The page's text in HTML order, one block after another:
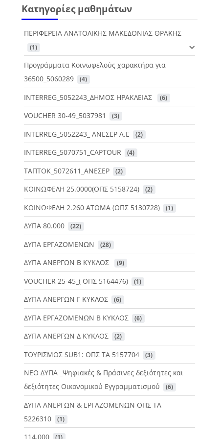
Κατηγορίες μαθημάτων
ΠΕΡΙΦΕΡΕΙΑ ΑΝΑΤΟΛΙΚΗΣ ΜΑΚΕΔΟΝΙΑΣ ΘΡΑΚΗΣ
(1)
Προγράμματα Κοινωφελούς χαρακτήρα για
36500_5060289
(4)
INTERREG_5052243_ΔΗΜΟΣ ΗΡΑΚΛΕΙΑΣ (6)
VOUCHER 30-49_5037981 (3)
INTERREG_5052243_ ΑΝΕΣΕΡ Α.Ε (2)
INTERREG_5070751_CAPTOUR (4)
ΤΑΠΤΟΚ_5072611_ΑΝΕΣΕΡ (2)
ΚΟΙΝΩΦΕΛΗ 25.0000(ΟΠΣ 5158724) (2)
ΚΟΙΝΩΦΕΛΗ 2.260 ΑΤΟΜΑ (ΟΠΣ 5130728) (1)
ΔΥΠΑ 80.000 (22)
ΔΥΠΑ ΕΡΓΑΖΟΜΕΝΩΝ (28)
ΔΥΠΑ ΑΝΕΡΓΩΝ Β ΚΥΚΛΟΣ (9)
VOUCHER 25-45_( ΟΠΣ 5164476) (1)
ΔΥΠΑ ΑΝΕΡΓΩΝ Γ ΚΥΚΛΟΣ (6)
ΔΥΠΑ ΕΡΓΑΖΟΜΕΝΩΝ Β ΚΥΚΛΟΣ (6)
ΔΥΠΑ ΑΝΕΡΓΩΝ Δ ΚΥΚΛΟΣ (2)
ΤΟΥΡΙΣΜΟΣ SUB1: ΟΠΣ ΤΑ 5157704 (3)
ΝΕΟ ΔΥΠΑ _Ψηφιακές & Πράσινες δεξιότητες και
δεξιότητες Οικονομικού Εγγραμματισμού
(6)
ΔΥΠΑ ΑΝΕΡΓΩΝ & ΕΡΓΑΖΟΜΕΝΩΝ ΟΠΣ ΤΑ
5226310
(1)
114.000 (1)